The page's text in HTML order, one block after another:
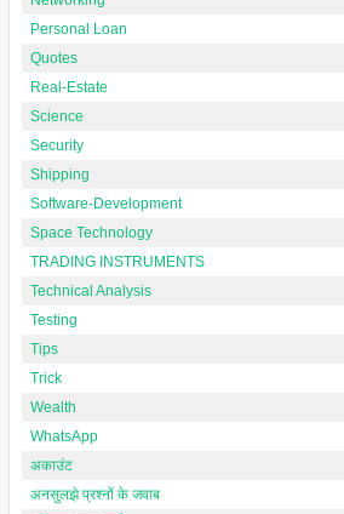
Personal Loan
Quotes
Real-Estate
Science
Security
Shipping
Software-Development
Space Technology
TRADING INSTRUMENTS
Technical Analysis
Testing
Tips
Trick
Wealth
WhatsApp
अकाउंट
अनसुलझे प्रश्नों के जवाब